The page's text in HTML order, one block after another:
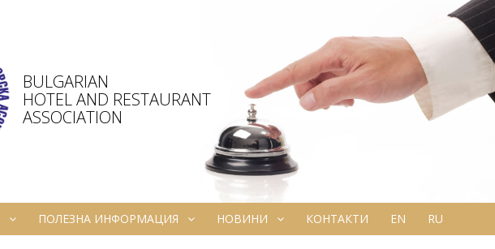
BULGARIAN
HOTEL AND RESTAURANT
ASSOCIATION
ПОЛЕЗНА ИНФОРМАЦИЯ НОВИНИ КОНТАКТИ EN RU